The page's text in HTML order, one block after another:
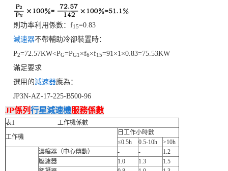
則功率利用係數：f15=0.83
減速器不帶輔助冷卻裝置時：
P2=72.57KW<PG=PG1 ×f6×f15=91×1×0.83=75.53KW
滿足要求
選用的減速器應為：
JP3N-AZ-17-225-B500-96
JP係列行星減速機服務係數
表1 工作機係數
工作機
日工作小時數
≤0.5h
0.5-10h >10h
濃縮器（中心傳動） - -
1.2
壓濾器
1.0 1.3
1.5